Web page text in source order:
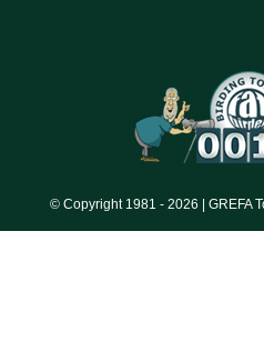
© Copyright 1981 - 2026 | GREFA